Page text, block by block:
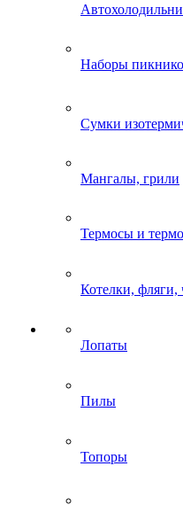
Наборы
Сумки
Мангалы, грили
Термосы и
Котелки, фляги,
Лопаты
Пилы
Топоры